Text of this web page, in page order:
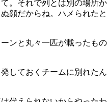
。それで列とは別の場所か
顔だからね。ハメられたと
ンと丸々一匹が載ったもの
しておくチームに別れたん